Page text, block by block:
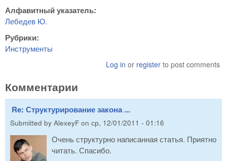
Алфавитный указатель:
Лебедев Ю.
Рубрики:
Инструменты
Log in or register to post comments
Комментарии
Re: Структурирование закона ...
Submitted by AlexeyF on ср, 12/01/2011 - 01:16
Очень структурно написанная статья. Приятно
читать. Спасибо.